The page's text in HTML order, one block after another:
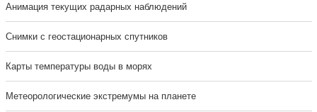
Анимация текущих радарных наблюдений
Cнимки с геостационарных спутников
Карты температуры воды в морях
Метеорологические экстремумы на планете